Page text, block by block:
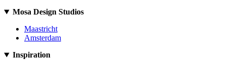
Mosa Design Studios
Maastricht
Amsterdam
Inspiration